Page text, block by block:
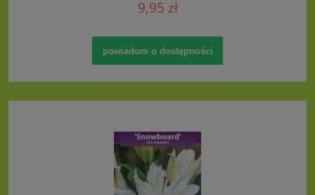
9,95 zł
powiadom o dostępności